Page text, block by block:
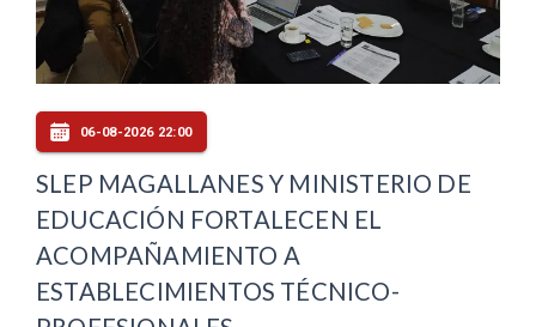
06-08-2026 22:00
SLEP MAGALLANES Y MINISTERIO DE
EDUCACIÓN FORTALECEN EL
ACOMPAÑAMIENTO A
ESTABLECIMIENTOS TÉCNICO-